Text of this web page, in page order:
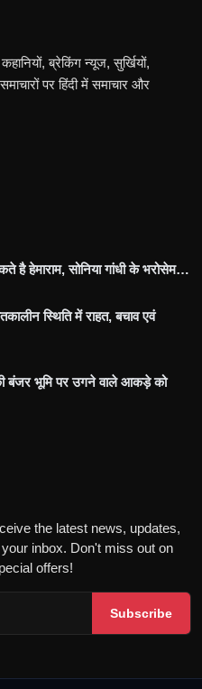
कहानियों, ब्रेकिंग न्यूज, सुर्खियों,
पर हिंदी में समाचार और
है हेमाराम, सोनिया गांधी के भरोसेम…
स्थिति में राहत, बचाव एवं
बंजर भूमि पर उगने वाले आकड़े को
the latest news, updates,
inbox. Don't miss out on
offers!
Subscribe